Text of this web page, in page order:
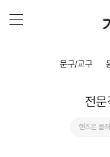
문구/교구
전
핸즈온 클